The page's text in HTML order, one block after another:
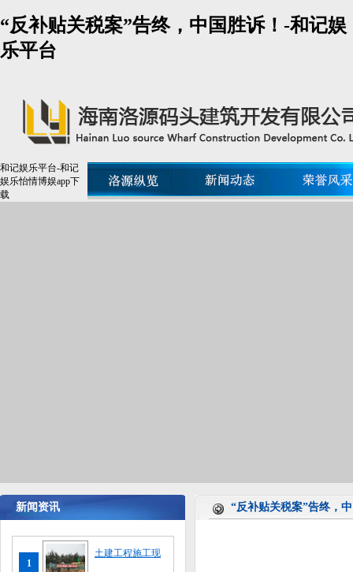
“反补贴关税案”告终，中国胜诉！-和记娱
乐平台
和记娱乐平台-和记
娱乐怡情博娱app下
载
新闻资讯 “反补贴关税案”告终，
1
土建工程施工现